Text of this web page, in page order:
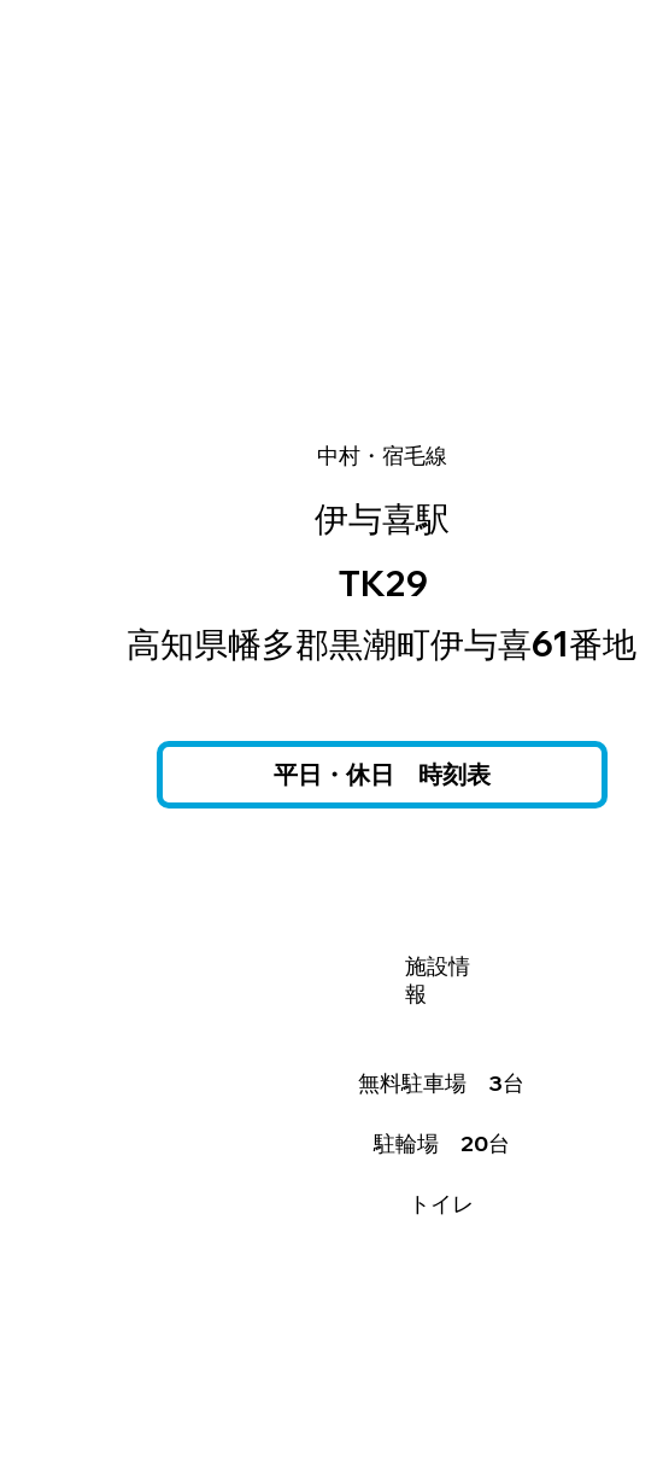
中村・宿毛線
伊与喜駅
TK29
​高知県幡多郡黒潮町伊与喜61番地
平日・休日 時刻表
施設情
報
無料駐車場 3台
駐輪場 20台
トイレ